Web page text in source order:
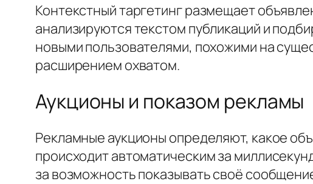
Контекстный таргетинг размещает
анализируются текстом публикаций и
новыми пользователями, похожими на
расширением охватом.
Аукционы и показом рекламы
Рекламные аукционы определяют, какое
происходит автоматическим за
за возможность показывать своё